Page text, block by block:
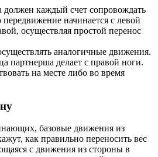
должен каждый счет сопровождать
начинается с левой
осуществляя простой перенос
аналогичные движения.
партнерша делает с правой ноги.
на месте либо во время
базовые движения из
как правильно переносить вес
с движения из стороны в